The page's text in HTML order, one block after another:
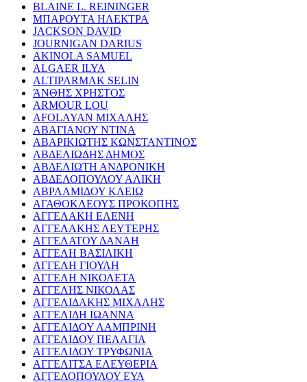
BLAINE L. REININGER
ΜΠΑΡΟΥΤΑ ΗΛΕΚΤΡΑ
JACKSON DAVID
JOURNIGAN DARIUS
AKINOLA SAMUEL
ALGAER ILYA
ALTIPARMAK SELIN
ΆΝΘΗΣ ΧΡΗΣΤΟΣ
ARMOUR LOU
AFOLAYAN ΜΙΧΑΛΗΣ
ΑΒΑΓΙΑΝΟΥ ΝΤΙΝΑ
ΑΒΑΡΙΚΙΩΤΗΣ ΚΩΝΣΤΑΝΤΙΝΟΣ
ΑΒΔΕΛΙΩΔΗΣ ΔΗΜΟΣ
ΑΒΔΕΛΙΩΤΗ ΑΝΔΡΟΝΙΚΗ
ΑΒΔΕΛΟΠΟΥΛΟΥ ΑΛΙΚΗ
ΑΒΡΑΑΜΙΔΟΥ ΚΛΕΙΩ
ΑΓΑΘΟΚΛΕΟΥΣ ΠΡΟΚΟΠΗΣ
ΑΓΓΕΛΑΚΗ ΕΛΕΝΗ
ΑΓΓΕΛΑΚΗΣ ΛΕΥΤΕΡΗΣ
ΑΓΓΕΛΑΤΟΥ ΔΑΝΑΗ
ΑΓΓΕΛΗ ΒΑΣΙΛΙΚΗ
ΑΓΓΕΛΗ ΓΙΟΥΛΗ
ΑΓΓΕΛΗ ΝΙΚΟΛΕΤΑ
ΑΓΓΕΛΗΣ ΝΙΚΟΛΑΣ
ΑΓΓΕΛΙΔΑΚΗΣ ΜΙΧΑΛΗΣ
ΑΓΓΕΛΙΔΗ ΙΩΑΝΝΑ
ΑΓΓΕΛΙΔΟΥ ΛΑΜΠΡΙΝΗ
ΑΓΓΕΛΙΔΟΥ ΠΕΛΑΓΙΑ
ΑΓΓΕΛΙΔΟΥ ΤΡΥΦΩΝΙΑ
ΑΓΓΕΛΙΤΣΑ ΕΛΕΥΘΕΡΙΑ
ΑΓΓΕΛΟΠΟΥΛΟΥ ΕΥΑ